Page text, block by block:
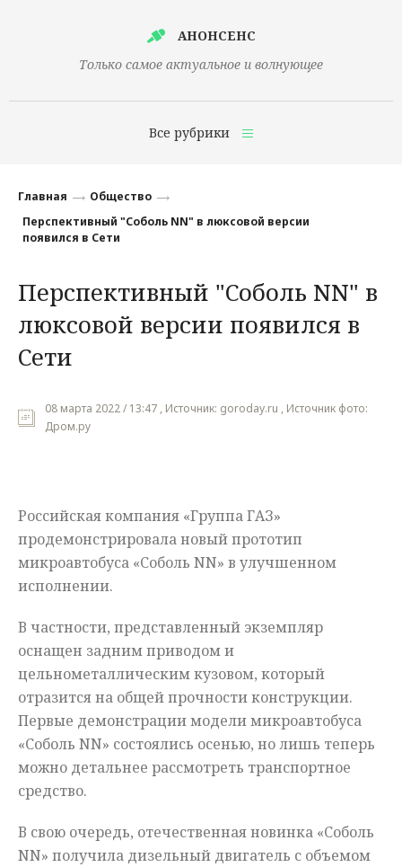
АНОНСЕНС
Только самое актуальное и волнующее
Все рубрики
Финансы
Наука
Культура
Общество
Мнения
Главная
Общество
Перспективный "Соболь NN" в люксовой версии
появился в Сети
Перспективный "Соболь NN" в
люксовой версии появился в
Сети
08 марта 2022 / 13:47 , Источник: goroday.ru , Источник фото:
Дром.ру
Российская компания «Группа ГАЗ»
продемонстрировала новый прототип
микроавтобуса «Соболь NN» в улучшенном
исполнении.
В частности, представленный экземпляр
оснащен задним приводом и
цельнометаллическим кузовом, который
отразится на общей прочности конструкции.
Первые демонстрации модели микроавтобуса
«Соболь NN» состоялись осенью, но лишь теперь
можно детальнее рассмотреть транспортное
средство.
В свою очередь, отечественная новинка «Соболь
NN» получила дизельный двигатель с объемом